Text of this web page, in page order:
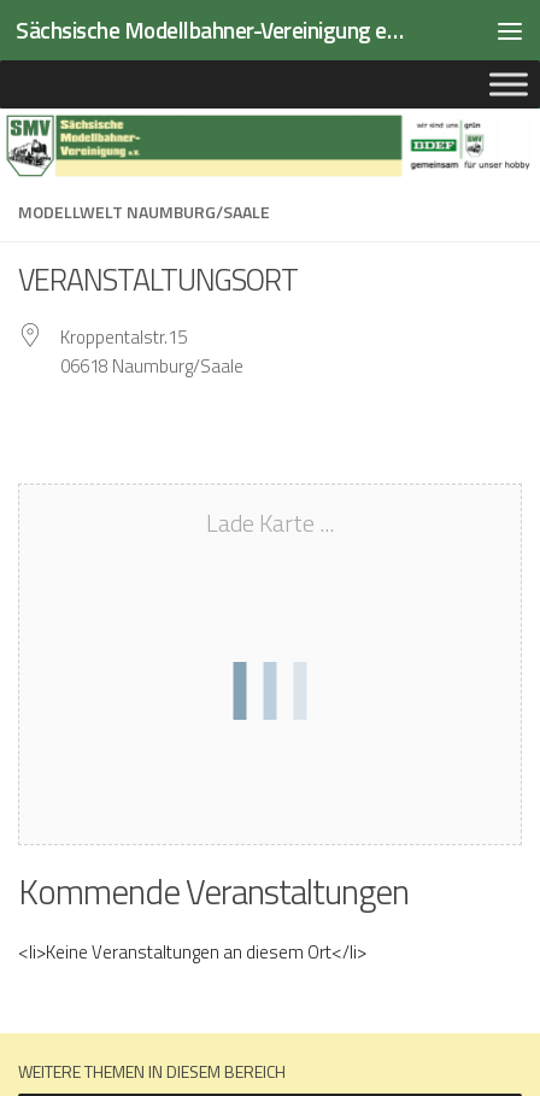
Zum Inhalt springen Sächsische Modellbahner-Vereinigung e.V.
MODELLWELT NAUMBURG/SAALE
VERANSTALTUNGSORT
Kroppentalstr.15
06618 Naumburg/Saale
Lade Karte ...
Kommende Veranstaltungen
<li>Keine Veranstaltungen an diesem Ort</li>
WEITERE THEMEN IN DIESEM BEREICH